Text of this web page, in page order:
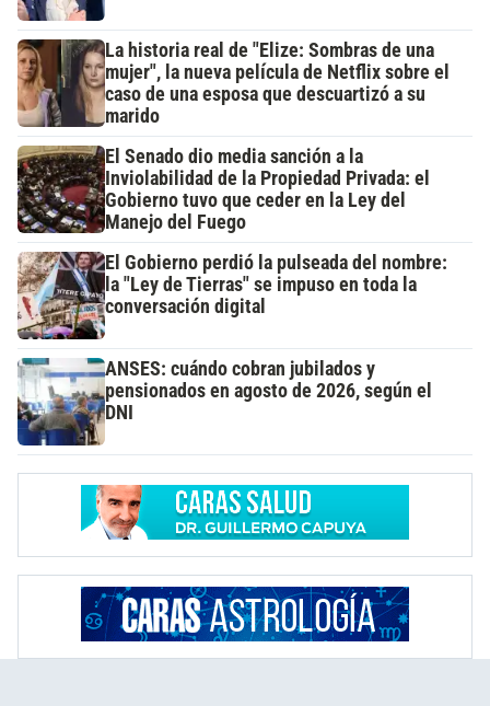
La historia real de "Elize: Sombras de una
mujer", la nueva película de Netflix sobre el
caso de una esposa que descuartizó a su
marido
El Senado dio media sanción a la
Inviolabilidad de la Propiedad Privada: el
Gobierno tuvo que ceder en la Ley del
Manejo del Fuego
El Gobierno perdió la pulseada del nombre:
la "Ley de Tierras" se impuso en toda la
conversación digital
ANSES: cuándo cobran jubilados y
pensionados en agosto de 2026, según el
DNI